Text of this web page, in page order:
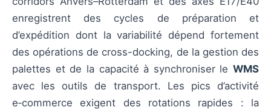
enregistrent des cycles de préparation et
d’expédition dont la variabilité dépend fortement
des opérations de cross-docking, de la gestion des
palettes et de la capacité à synchroniser le WMS
avec les outils de transport. Les pics d’activité
e‑commerce exigent des rotations rapides : la